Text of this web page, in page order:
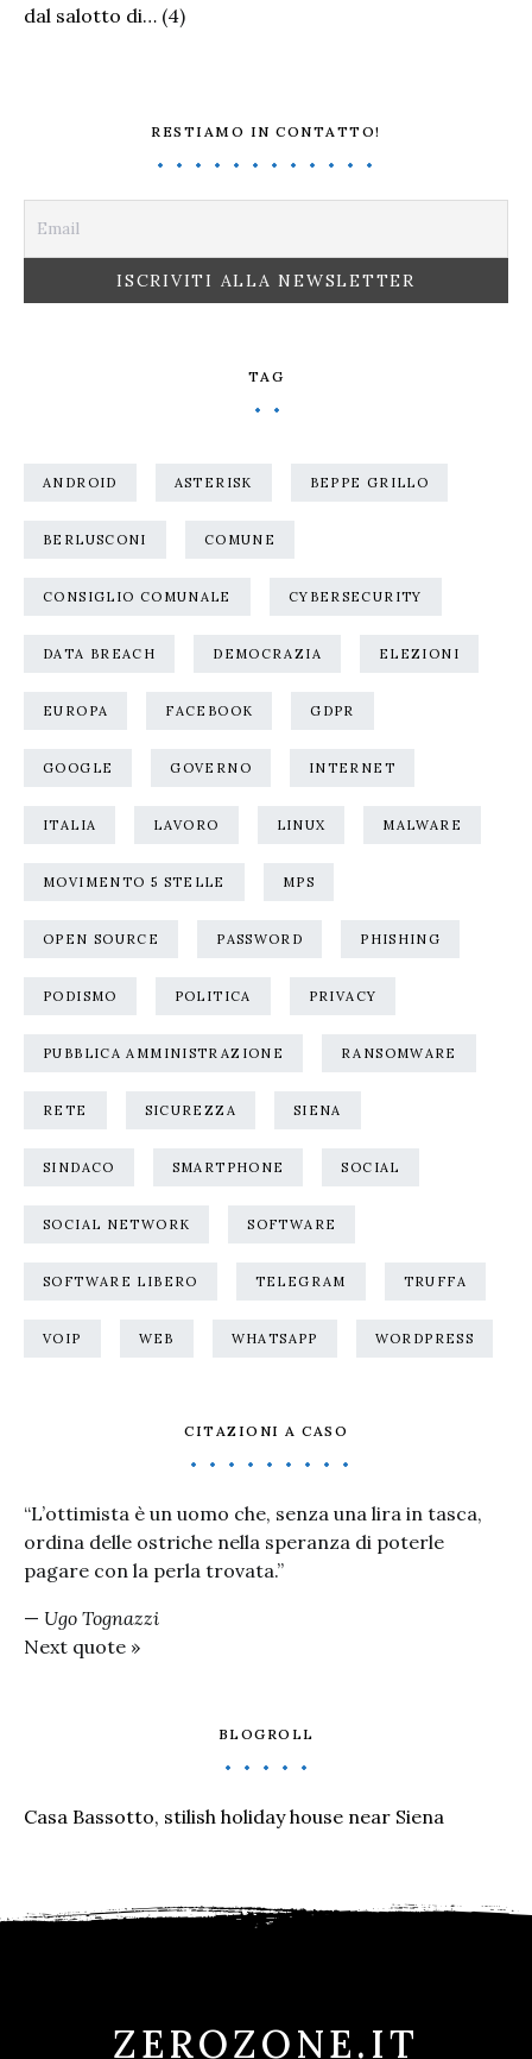
dal salotto di… (4)
RESTIAMO IN CONTATTO!
TAG
ANDROID ASTERISK BEPPE GRILLO
BERLUSCONI COMUNE
CONSIGLIO COMUNALE CYBERSECURITY
DATA BREACH DEMOCRAZIA ELEZIONI
EUROPA FACEBOOK GDPR
GOOGLE GOVERNO INTERNET
ITALIA LAVORO LINUX MALWARE
MOVIMENTO 5 STELLE MPS
OPEN SOURCE PASSWORD PHISHING
PODISMO POLITICA PRIVACY
PUBBLICA AMMINISTRAZIONE RANSOMWARE
RETE SICUREZZA SIENA
SINDACO SMARTPHONE SOCIAL
SOCIAL NETWORK SOFTWARE
SOFTWARE LIBERO TELEGRAM TRUFFA
VOIP WEB WHATSAPP WORDPRESS
CITAZIONI A CASO
“L’ottimista è un uomo che, senza una lira in tasca,
ordina delle ostriche nella speranza di poterle
pagare con la perla trovata.”
— Ugo Tognazzi
Next quote »
BLOGROLL
Casa Bassotto, stilish holiday house near Siena
ZEROZONE.IT